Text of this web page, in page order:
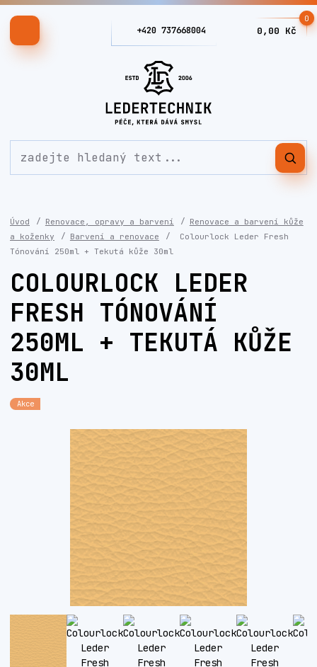
+420 737668004
0
0,00 Kč
Úvod Renovace, opravy a barvení
Renovace a barvení kůže
a koženky
Barvení a renovace
Colourlock Leder Fresh
Tónování 250ml + Tekutá kůže 30ml
COLOURLOCK LEDER
FRESH TÓNOVÁNÍ
250ML + TEKUTÁ KŮŽE
30ML
Akce